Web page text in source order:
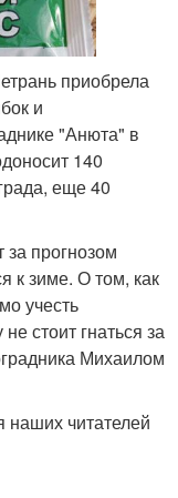
приобрела
и
"Анюта" в
140
еще 40
прогнозом
к зиме. О том, как
учесть
стоит гнаться за
Михаилом
наших читателей